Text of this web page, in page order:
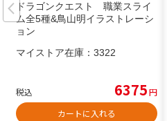
ドラゴンクエスト 職業スライ
ム全5種&鳥山明イラストレーシ
ョン
マイストア在庫： 3322
税込 6375円
カートに入れる